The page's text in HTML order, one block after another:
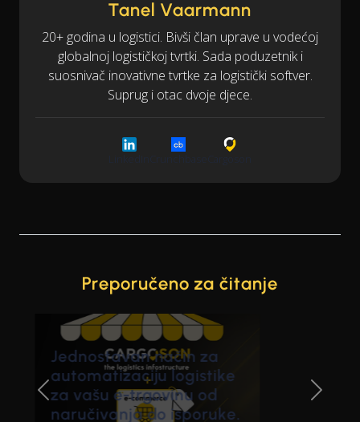
Tanel Vaarmann
20+ godina u logistici. Bivši član uprave u vodećoj
globalnoj logističkoj tvrtki. Sada poduzetnik i
suosnivač inovativne tvrtke za logistički softver.
Suprug i otac dvoje djece.
Preporučeno za čitanje
Automatsko naručivanje
prijevoza od strane
dobavljača prema
Previous Slide Next